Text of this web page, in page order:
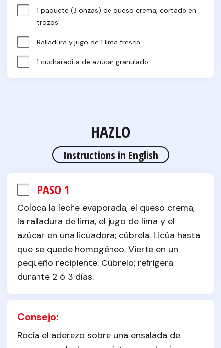
1 paquete (3 onzas) de queso crema, cortado en
trozos
Ralladura y jugo de 1 lima fresca
1 cucharadita de azúcar granulado
HAZLO
Instructions in English
PASO 1
Coloca la leche evaporada, el queso crema,
la ralladura de lima, el jugo de lima y el
azúcar en una licuadora; cúbrela. Licúa hasta
que se quede homogéneo. Vierte en un
pequeño recipiente. Cúbrelo; refrigera
durante 2 ó 3 días.
Consejo:
Rocía el aderezo sobre una ensalada de